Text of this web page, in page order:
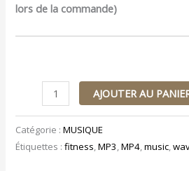
lors de la commande)
AJOUTER AU
Catégorie :MUSIQUE
Étiquettes :fitness,MP3,MP4,music,